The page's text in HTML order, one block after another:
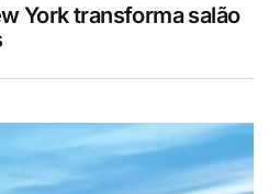
York transforma salão